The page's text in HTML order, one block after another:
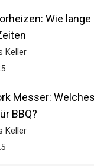
Wie
Keller
Messer:
BBQ?
Keller